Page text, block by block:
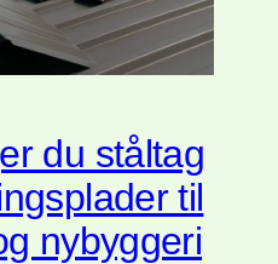
du ståltag
til
nybyggeri